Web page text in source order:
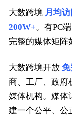
大数跨境 月均
200W+。有PC
完整的媒体矩阵
大数跨境开放 免
商、工厂、政府
媒体机构。媒体
建一个公平、公